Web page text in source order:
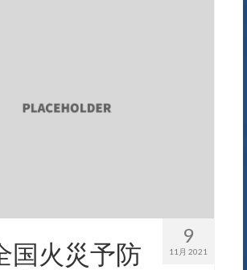
9
11月 2021
国火災予防